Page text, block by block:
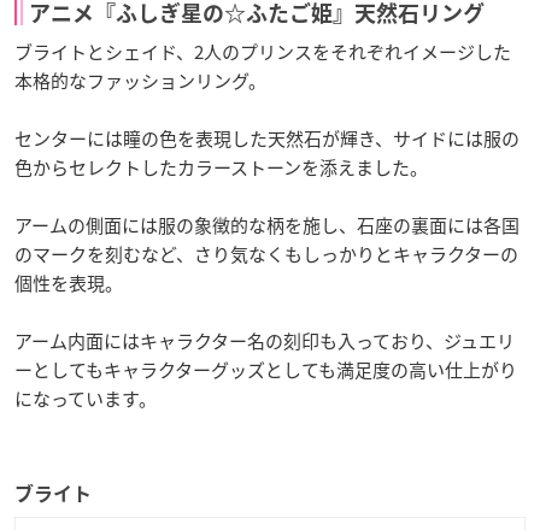
アニメ『ふしぎ星の☆ふたご姫』天然石リング
ブライトとシェイド、2人のプリンスをそれぞれイメージした
本格的なファッションリング。
センターには瞳の色を表現した天然石が輝き、サイドには服の
色からセレクトしたカラーストーンを添えました。
アームの側面には服の象徴的な柄を施し、石座の裏面には各国
のマークを刻むなど、さり気なくもしっかりとキャラクターの
個性を表現。
アーム内面にはキャラクター名の刻印も入っており、ジュエリ
ーとしてもキャラクターグッズとしても満足度の高い仕上がり
になっています。
ブライト